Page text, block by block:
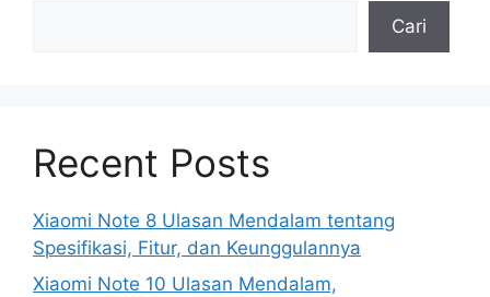
Cari
Recent Posts
Xiaomi Note 8 Ulasan Mendalam tentang
Spesifikasi, Fitur, dan Keunggulannya
Xiaomi Note 10 Ulasan Mendalam,